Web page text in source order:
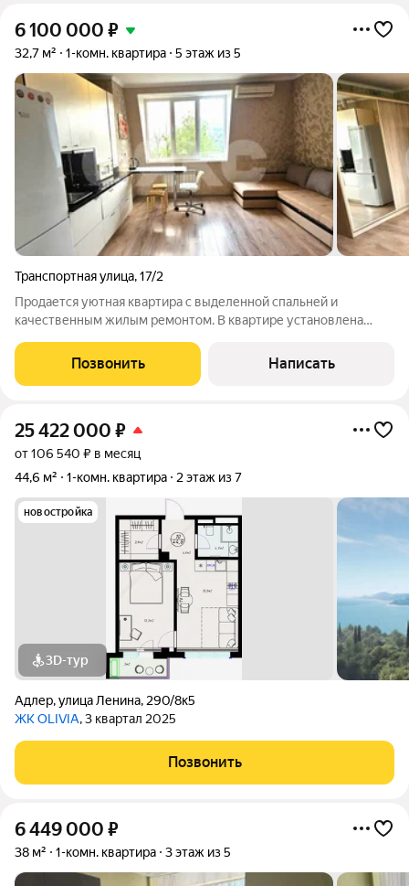
6 100 000 ₽
32,7 м² 1-комн. квартира 5 этаж из 5
Транспортная улица,17/2
Продается уютная квартира с выделенной спальней и
качественным жилым ремонтом. В квартире установлена
город. Рядом с домом имеются парковочные места. Выгодное
расположение всего 10 минут на
Позвонить Написать
25 422 000 ₽
от 106 540 ₽ в месяц
44,6 м²
1-комн. квартира 2 этаж из 7
новостройка
3D-тур
Адлер,улица Ленина, 290/8к5
ЖК OLIVIA, 3 квартал 2025
Позвонить
6 449 000 ₽
38 м² 1-комн. квартира 3 этаж из 5